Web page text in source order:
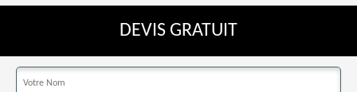
DEVIS GRATUIT